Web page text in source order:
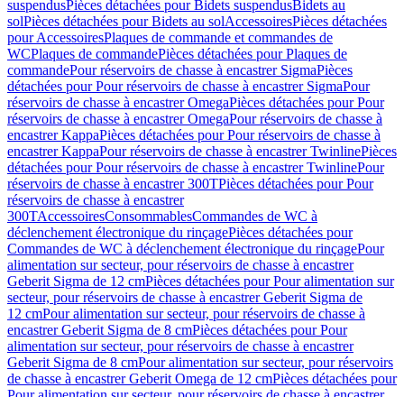
suspendusPièces détachées pour Bidets suspendusBidets au
solPièces détachées pour Bidets au solAccessoiresPièces détachées
pour AccessoiresPlaques de commande et commandes de
WCPlaques de commandePièces détachées pour Plaques de
commandePour réservoirs de chasse à encastrer SigmaPièces
détachées pour Pour réservoirs de chasse à encastrer SigmaPour
réservoirs de chasse à encastrer OmegaPièces détachées pour Pour
réservoirs de chasse à encastrer OmegaPour réservoirs de chasse à
encastrer KappaPièces détachées pour Pour réservoirs de chasse à
encastrer KappaPour réservoirs de chasse à encastrer TwinlinePièces
détachées pour Pour réservoirs de chasse à encastrer TwinlinePour
réservoirs de chasse à encastrer 300TPièces détachées pour Pour
réservoirs de chasse à encastrer
300TAccessoiresConsommablesCommandes de WC à
déclenchement électronique du rinçagePièces détachées pour
Commandes de WC à déclenchement électronique du rinçagePour
alimentation sur secteur, pour réservoirs de chasse à encastrer
Geberit Sigma de 12 cmPièces détachées pour Pour alimentation sur
secteur, pour réservoirs de chasse à encastrer Geberit Sigma de
12 cmPour alimentation sur secteur, pour réservoirs de chasse à
encastrer Geberit Sigma de 8 cmPièces détachées pour Pour
alimentation sur secteur, pour réservoirs de chasse à encastrer
Geberit Sigma de 8 cmPour alimentation sur secteur, pour réservoirs
de chasse à encastrer Geberit Omega de 12 cmPièces détachées pour